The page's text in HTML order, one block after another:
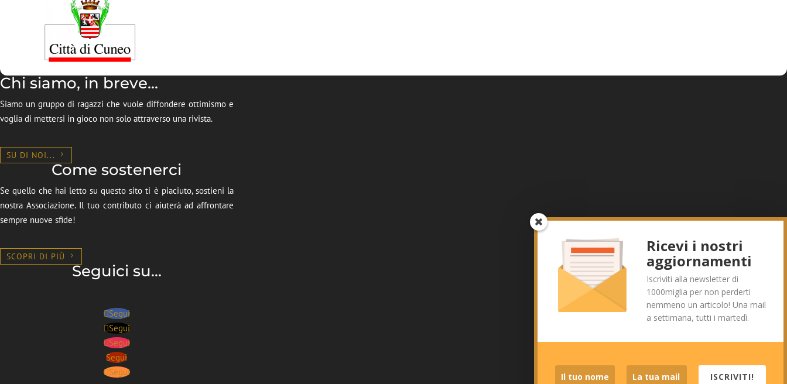
Chi siamo, in breve...
Siamo un gruppo di ragazzi che vuole diffondere ottimismo e
voglia di mettersi in gioco non solo attraverso una rivista.
SU DI NOI...
Come sostenerci
Se quello che hai letto su questo sito ti è piaciuto, sostieni la
nostra Associazione. Il tuo contributo ci aiuterà ad affrontare
sempre nuove sfide!
SCOPRI DI PIÙ
Seguici su...
Segui
Segui
Segui
Segui
Segui
Ricevi i nostri
aggiornamenti
Iscriviti alla newsletter di
1000miglia per non perderti
nemmeno un articolo! Una mail
a settimana, tutti i martedì.
ISCRIVITI!